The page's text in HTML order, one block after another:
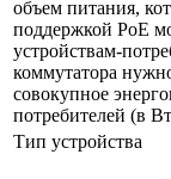
объем питания,
поддержкой PoE
устройствам-
коммутатора
совокупное
потребителей (в
Тип устройства